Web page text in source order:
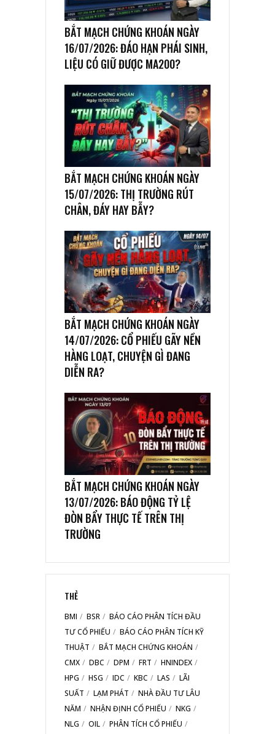
BẮT MẠCH CHỨNG KHOÁN NGÀY
16/07/2026: ĐÁO HẠN PHÁI SINH,
LIỆU CÓ GIỮ ĐƯỢC MA200?
BẮT MẠCH CHỨNG KHOÁN NGÀY
15/07/2026: THỊ TRƯỜNG RÚT
CHÂN, ĐÁY HAY BẪY?
BẮT MẠCH CHỨNG KHOÁN NGÀY
14/07/2026: CỔ PHIẾU GÃY NỀN
HÀNG LOẠT, CHUYỆN GÌ ĐANG
DIỄN RA?
BẮT MẠCH CHỨNG KHOÁN NGÀY
13/07/2026: BÁO ĐỘNG TỶ LỆ
ĐÒN BẨY THỰC TẾ TRÊN THỊ
TRƯỜNG
THẺ
BMI BSR
BÁO CÁO PHÂN TÍCH ĐẦU
TƯ CỔ PHIẾU
BÁO CÁO PHÂN TÍCH KỸ
THUẬT
BẮT MẠCH CHỨNG KHOÁN
CMX
DBC DPM FRT
HNINDEX
HPG
HSG IDC KBC LAS
LÃI
SUẤT
LẠM PHÁT
NHÀ ĐẦU TƯ LÂU
NĂM
NHẬN ĐỊNH CỔ PHIẾU
NKG
NLG
OIL
PHÂN TÍCH CỔ PHIẾU